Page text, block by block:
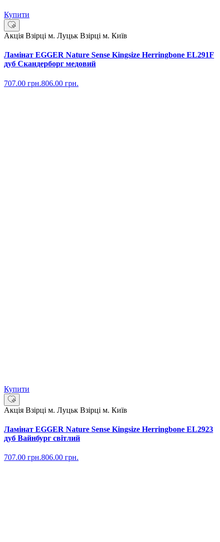
Купити
Акція Взірці м. Луцьк Взірці м. Київ
Ламінат EGGER Nature Sense Kingsize Herringbone EL291F
дуб Скандерборг медовий
707.00 грн.806.00 грн.
Купити
Акція Взірці м. Луцьк Взірці м. Київ
Ламінат EGGER Nature Sense Kingsize Herringbone EL2923
дуб Вайнбург світлий
707.00 грн.806.00 грн.